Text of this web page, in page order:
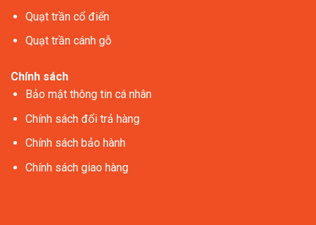
Quạt trần cổ điển
Quạt trần cánh gỗ
Chính sách
Bảo mật thông tin cá nhân
Chính sách đổi trả hàng
Chính sách bảo hành
Chính sách giao hàng